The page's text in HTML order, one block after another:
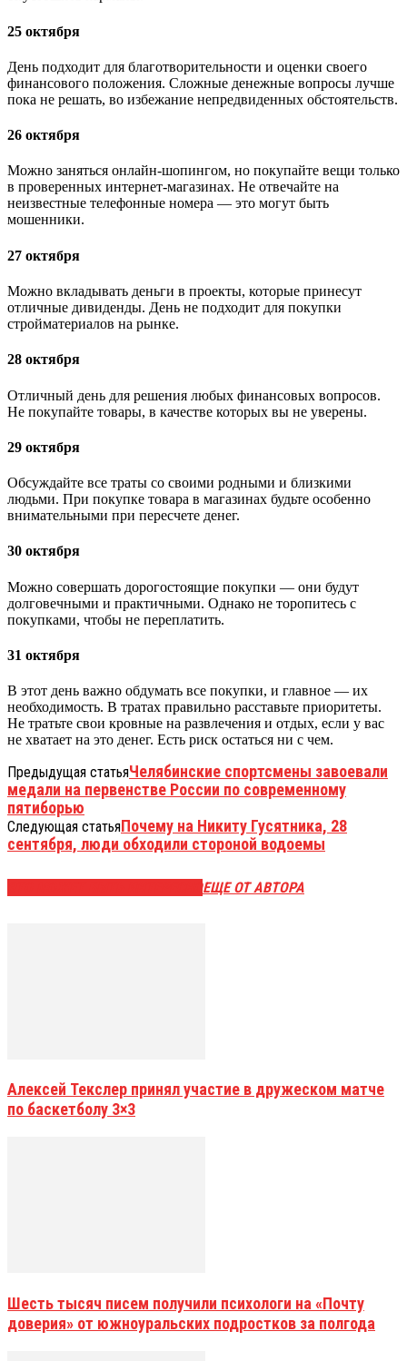
25 октября
День подходит для благотворительности и оценки своего
финансового положения. Сложные денежные вопросы лучше
пока не решать, во избежание непредвиденных обстоятельств.
26 октября
Можно заняться онлайн-шопингом, но покупайте вещи только
в проверенных интернет-магазинах. Не отвечайте на
неизвестные телефонные номера — это могут быть
мошенники.
27 октября
Можно вкладывать деньги в проекты, которые принесут
отличные дивиденды. День не подходит для покупки
стройматериалов на рынке.
28 октября
Отличный день для решения любых финансовых вопросов.
Не покупайте товары, в качестве которых вы не уверены.
29 октября
Обсуждайте все траты со своими родными и близкими
людьми. При покупке товара в магазинах будьте особенно
внимательными при пересчете денег.
30 октября
Можно совершать дорогостоящие покупки — они будут
долговечными и практичными. Однако не торопитесь с
покупками, чтобы не переплатить.
31 октября
В этот день важно обдумать все покупки, и главное — их
необходимость. В тратах правильно расставьте приоритеты.
Не тратьте свои кровные на развлечения и отдых, если у вас
не хватает на это денег. Есть риск остаться ни с чем.
Предыдущая статьяЧелябинские спортсмены завоевали
медали на первенстве России по современному
пятиборью
Следующая статьяПочему на Никиту Гусятника, 28
сентября, люди обходили стороной водоемы
ЕЩЕ ОТ АВТОРА
Алексей Текслер принял участие в дружеском матче
по баскетболу 3×3
Шесть тысяч писем получили психологи на «Почту
доверия» от южноуральских подростков за полгода